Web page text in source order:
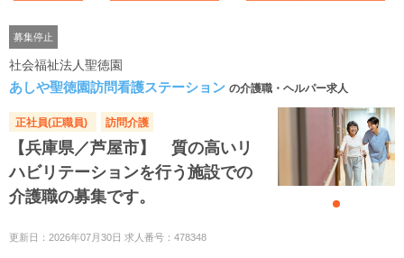
募集停止
社会福祉法人聖徳園
あしや聖徳園訪問看護ステーション の介護職・ヘルパー求人
正社員(正職員) 訪問介護
【兵庫県／芦屋市】 質の高いリ
ハビリテーションを行う施設での
介護職の募集です。
更新日：2026年07月30日 求人番号：478348